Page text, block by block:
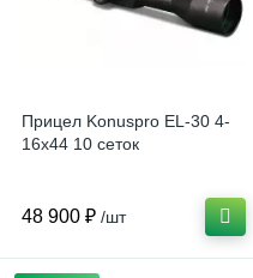
Прицел Konuspro EL-30 4-
16x44 10 сеток
48 900 ₽ /шт